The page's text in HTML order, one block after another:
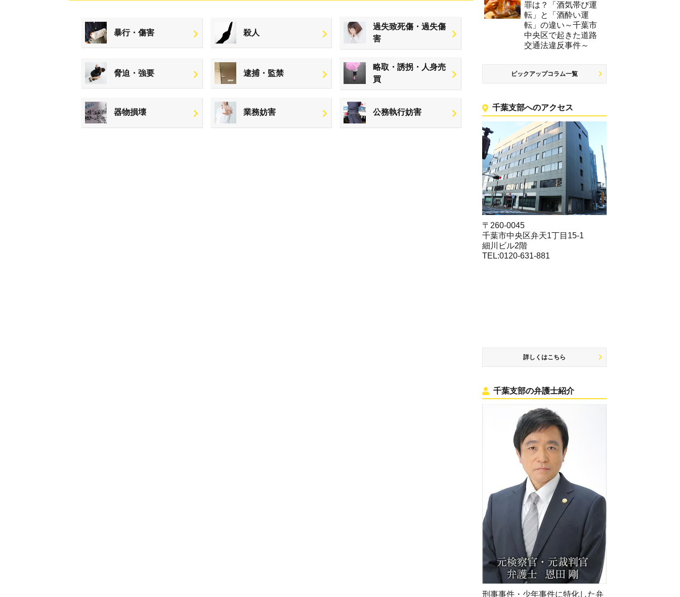
暴行・傷害 殺人
過失致死傷・過失傷
害
脅迫・強要 逮捕・監禁
略取・誘拐・人身売
買
器物損壊 業務妨害 公務執行妨害
罪は？「酒気帯び運
転」と「酒酔い運
転」の違い～千葉市
中央区で起きた道路
交通法違反事件～
ピックアップコラム一覧
千葉支部へのアクセス
〒260-0045
千葉市中央区弁天1丁目15-1
細川ビル2階
TEL:0120-631-881
詳しくはこちら
千葉支部の弁護士紹介
刑事事件・少年事件に特化した弁